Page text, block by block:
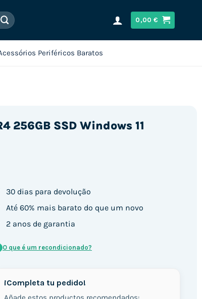
0,00€
Periféricos Baratos
256GB SSD Windows 11
30 dias para devolução
Até 60% mais barato do que um novo
2 anos de garantia
O que é um recondicionado?
¡Completa tu pedido!